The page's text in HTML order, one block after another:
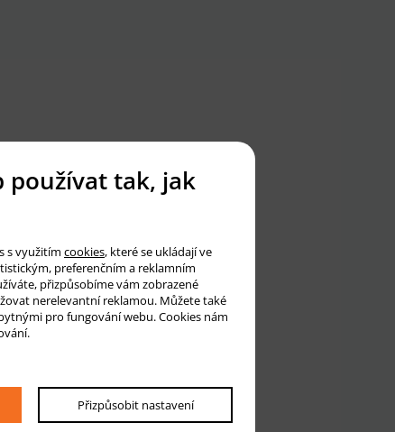
používat tak, jak
s využitím cookies, které se ukládají ve
preferenčním a reklamním
přizpůsobíme vám zobrazené
nerelevantní reklamou. Můžete také
pro fungování webu. Cookies nám
Přizpůsobit nastavení